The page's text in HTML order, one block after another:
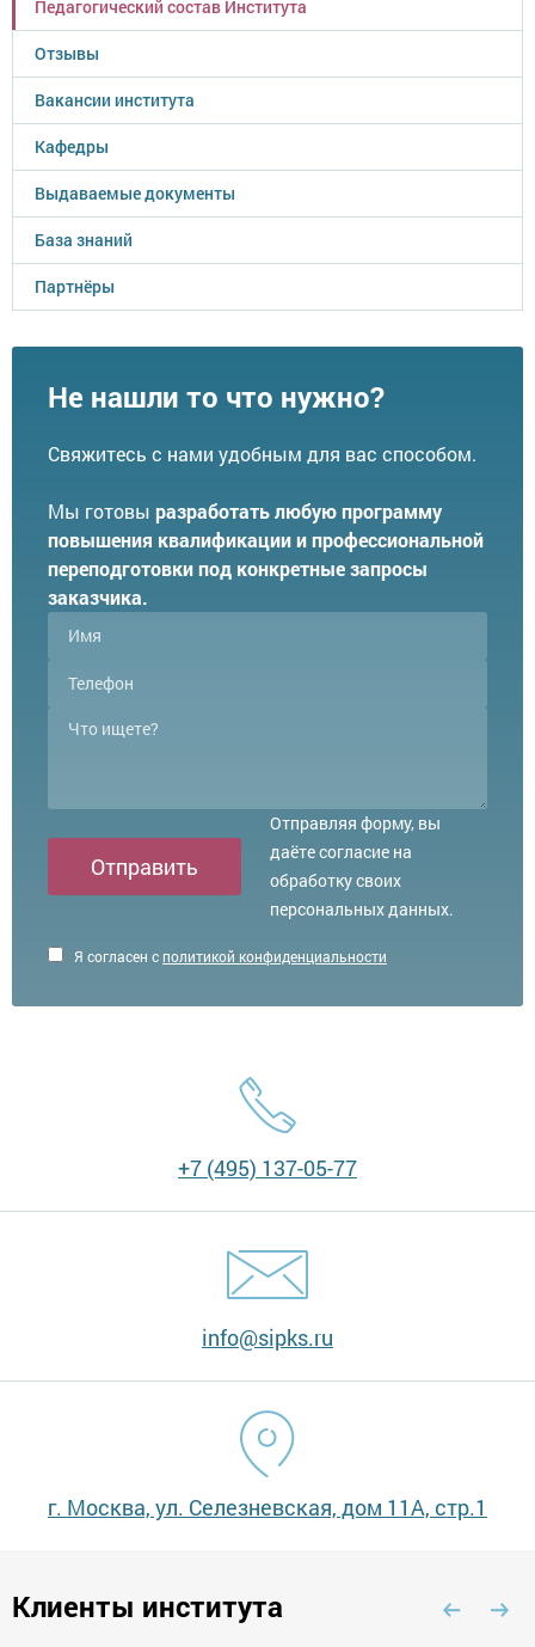
Педагогический состав Института
Отзывы
Вакансии института
Кафедры
Выдаваемые документы
База знаний
Партнёры
Не нашли то что нужно?
Свяжитесь с нами удобным для вас способом.
Мы готовы разработать любую программу
повышения квалификации и профессиональной
переподготовки под конкретные запросы
заказчика.
Я согласен сполитикой конфиденциальности
Отправить
Отправляя форму, вы
даёте согласие на
обработку своих
персональных данных.
+7 (495) 137-05-77
info@sipks.ru
г. Москва, ул. Селезневская, дом 11А, стр.1
Клиенты института